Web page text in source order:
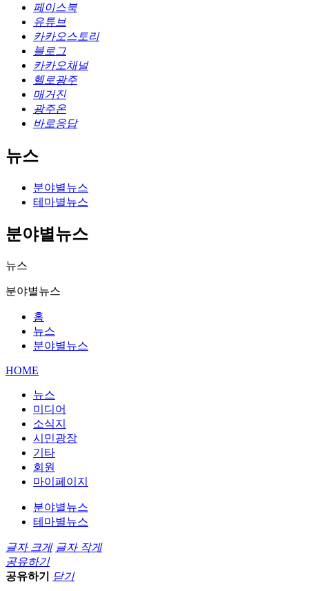
페이스북
유튜브
카카오스토리
블로그
카카오채널
헬로광주
매거진
광주온
바로응답
뉴스
분야별뉴스
테마별뉴스
분야별뉴스
뉴스
분야별뉴스
홈
뉴스
분야별뉴스
HOME
뉴스
미디어
소식지
시민광장
기타
회원
마이페이지
분야별뉴스
테마별뉴스
글자 크게 글자 작게
공유하기
공유하기
닫기